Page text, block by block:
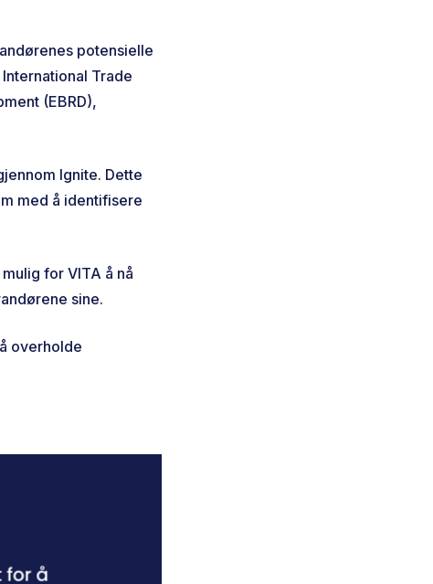
potensielle
Trade
(EBRD),
Ignite. Dette
med å identifisere
for VITA å nå
sine.
overholde